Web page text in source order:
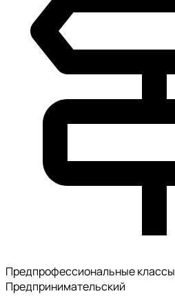
Предпрофессиональные классы
Предпринимательский